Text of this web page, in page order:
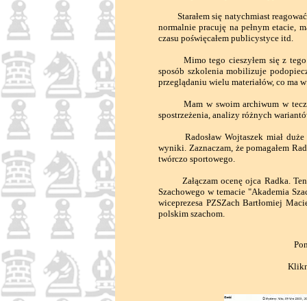
Starałem się natychmiast
normalnie pracuję na pełnym etacie,
czasu poświęcałem publicystyce itd.
Mimo tego cieszyłem się z tego
sposób szkolenia mobilizuje
przeglądaniu wielu materiałów, co ma
Mam w swoim archiwum w teczce
spostrzeżenia, analizy różnych
Radosław Wojtaszek miał duże
wyniki. Zaznaczam, że pomagałem
twórczo sportowego.
Załączam ocenę ojca Radka. Ten
Szachowego w temacie "Akademia
wiceprezesa PZSZach Bartłomiej
polskim szachom.